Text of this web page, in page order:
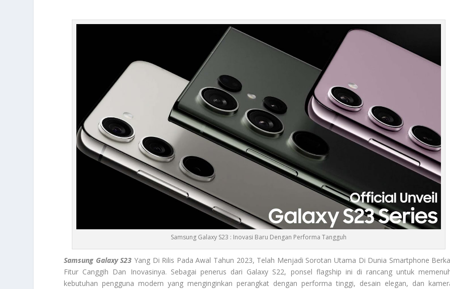
Samsung Galaxy S23 : Inovasi Baru Dengan Performa Tangguh
Samsung Galaxy S23 Yang Di Rilis Pada Awal Tahun 2023, Telah Menjadi Sorotan Utama Di Dunia Smartphone
Fitur Canggih Dan Inovasinya. Sebagai penerus dari Galaxy S22, ponsel flagship ini di rancang untuk
kebutuhan pengguna modern yang menginginkan perangkat dengan performa tinggi, desain elegan, dan